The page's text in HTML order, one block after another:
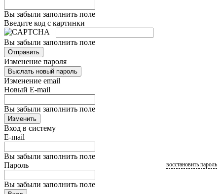
Вы забыли заполнить поле
Введите код с картинки
Вы забыли заполнить поле
Отправить
Изменение пароля
Выслать новый пароль
Изменение email
Новый E-mail
Вы забыли заполнить поле
Изменить
Вход в систему
E-mail
Вы забыли заполнить поле
Пароль
Вы забыли заполнить поле
восстановить пароль